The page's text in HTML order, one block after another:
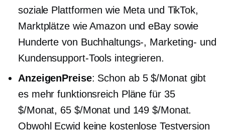
soziale Plattformen wie Meta und TikTok,
Marktplätze wie Amazon und eBay sowie
Hunderte von Buchhaltungs-, Marketing- und
Kundensupport-Tools integrieren.
AnzeigenPreise: Schon ab 5 $/Monat gibt
es mehrfunktionsreich Pläne für 35
$/Monat, 65 $/Monat und 149 $/Monat.
Obwohl Ecwid keine kostenlose Testversion